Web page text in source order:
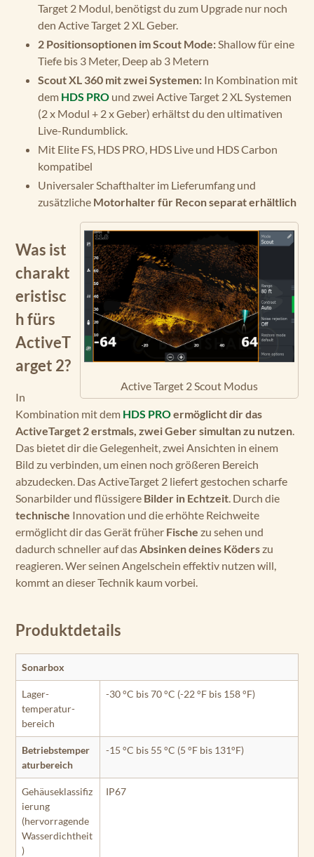
Target 2 Modul, benötigst du zum Upgrade nur noch
den Active Target 2 XL Geber.
2 Positionsoptionen im Scout Mode: Shallow für eine
Tiefe bis 3 Meter, Deep ab 3 Metern
Scout XL 360 mit zwei Systemen: In Kombination mit
dem HDS PRO und zwei Active Target 2 XL Systemen
(2 x Modul + 2 x Geber) erhältst du den ultimativen
Live-Rundumblick.
Mit Elite FS, HDS PRO, HDS Live und HDS Carbon
kompatibel
Universaler Schafthalter im Lieferumfang und
zusätzliche Motorhalter für Recon separat erhältlich
Active Target 2 Scout Modus
Was ist
charakt
eristisc
h fürs
ActiveT
arget 2?
In
Kombination mit dem HDS PROermöglicht dir das
ActiveTarget 2 erstmals, zwei Geber simultan zu nutzen
Das bietet dir die Gelegenheit, zwei Ansichten in einem
Bild zu verbinden, um einen noch größeren Bereich
abzudecken. Das ActiveTarget 2 liefert gestochen scharfe
Sonarbilder und flüssigere Bilder in Echtzeit . Durch die
technische Innovation und die erhöhte Reichweite
ermöglicht dir das Gerät früher Fische zu sehen und
dadurch schneller auf das Absinken deines Köderszu
reagieren. Wer seinen Angelschein effektiv nutzen will,
kommt an dieser Technik kaum vorbei.
Produktdetails
Sonarbox
Lager­
temperatur­
bereich
-30 °C bis 70 °C (-22 °F bis 158 °F)
Betriebstemper
aturbereich
-15 °C bis 55 °C (5 °F bis 131°F)
Gehäuseklassifiz
ierung
(hervorragende
Wasserdichtheit
)
IP67